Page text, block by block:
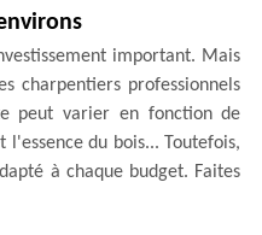
important. Mais
charpentiers professionnels
peut varier en fonction de
du bois... Toutefois,
à chaque budget. Faites